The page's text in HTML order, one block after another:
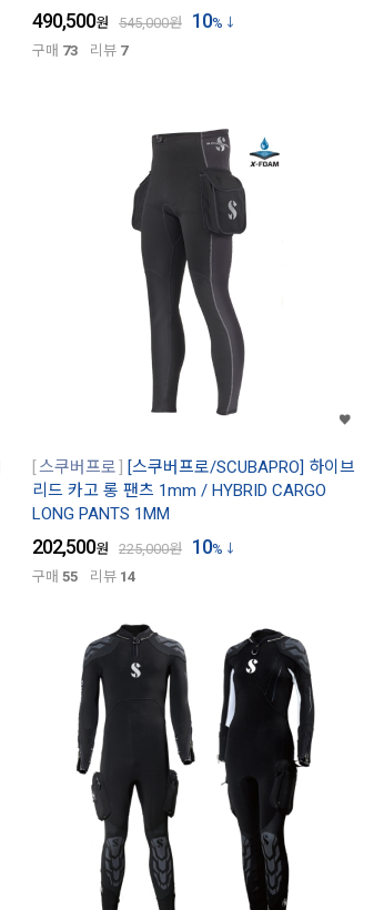
490,500원 545,000원 10%
구매 73 리뷰 7
스쿠버프로
[스쿠버프로/SCUBAPRO] 하이브
리드 카고 롱 팬츠 1mm / HYBRID CARGO
LONG PANTS 1MM
202,500원 225,000원 10%
구매 55 리뷰 14